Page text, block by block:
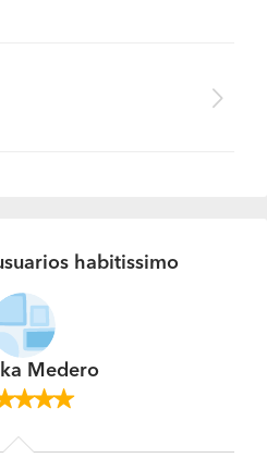
habitissimo
Medero